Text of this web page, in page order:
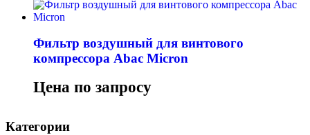
Фильтр воздушный для винтового
компрессора Abac Micron
Цена по запросу
Категории